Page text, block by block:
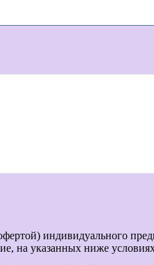
индивидуального
на указанных ниже